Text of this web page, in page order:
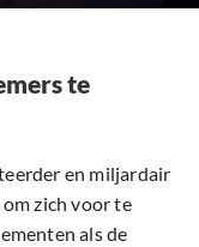
te
en miljardair
zich voor te
als de